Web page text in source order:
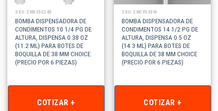
SKU: SW8350248
BOMBA DISPENSADORA DE
CONDIMENTOS 10 1/4 PG DE
ALTURA, DISPENSA 0.38 OZ
(11.2 ML) PARA BOTES DE
BOQUILLA DE 38 MM CHOICE
(PRECIO POR 6 PIEZAS)
COTIZAR +
SKU: SWCP538W
BOMBA DISPENSADORA DE
CONDIMENTOS 14 1/2 PG DE
ALTURA, DISPENSA 0.5 OZ
(14.3 ML) PARA BOTES DE
BOQUILLA DE 38 MM CHOICE
(PRECIO POR 6 PIEZAS)
COTIZAR +